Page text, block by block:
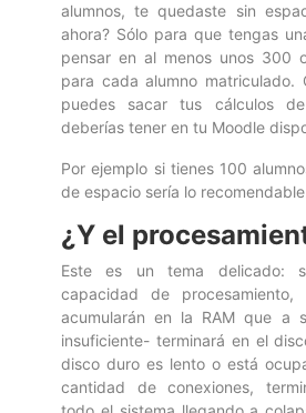
alumnos, te quedaste sin
ahora? Sólo para que tengas
pensar en al menos unos 300
para cada alumno matriculado.
puedes sacar tus cálculos
deberías tener en tu Moodle
Por ejemplo si tienes 100
de espacio sería lo
¿Y el
Este es un tema delicado:
capacidad de
acumularán en la RAM que a
insuficiente- terminará en el
disco duro es lento o está
cantidad de conexiones,